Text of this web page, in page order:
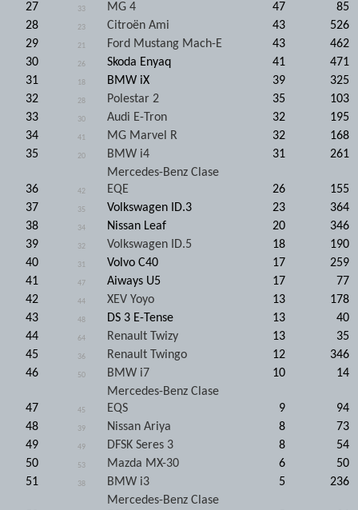
27
33 MG 4 47
85
28
23 Citroën Ami 43
526
29
21 Ford Mustang Mach-E 43
462
30
26 Skoda Enyaq 41
471
31
18 BMW iX 39
325
32
28 Polestar 2 35
103
33
30 Audi E-Tron 32
195
34
41 MG Marvel R 32
168
35
20 BMW i4 31 261
36 42
Mercedes-Benz Clase
EQE
26
155
37
35 Volkswagen ID.3 23
364
38
34 Nissan Leaf 20
346
39
32 Volkswagen ID.5 18
190
40
31 Volvo C40 17
259
41
47 Aiways U5 17
77
42
44 XEV Yoyo 13
178
43
48 DS 3 E-Tense 13
40
44
64 Renault Twizy 13
35
45
36 Renault Twingo 12
346
46
50 BMW i7 10 14
47 45
Mercedes-Benz Clase
EQS
9
94
48
39 Nissan Ariya 8
73
49
49 DFSK Seres 3 8
54
50
53 Mazda MX-30 6
50
51
38 BMW i3 5 236
Mercedes-Benz Clase